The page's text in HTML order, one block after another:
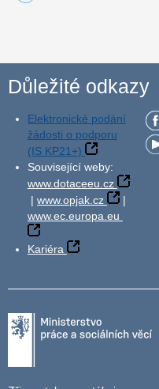
Důležité odkazy
Elektronické podání
žádosti o podporu
(IS KP21+)
Související weby:
www.dotaceeu.cz
| www.opjak.cz
|
www.ec.europa.eu
Kariéra